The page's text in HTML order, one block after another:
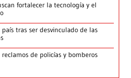
fortalecer la tecnología y el
tras ser desvinculado de las
de policías y bomberos